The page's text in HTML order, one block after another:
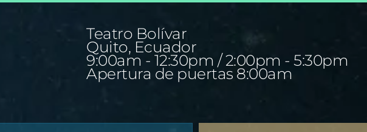
Teatro Bolívar
Quito, Ecuador
9:00am - 12:30pm / 2:00pm - 5:30pm
Apertura de puertas 8:00am